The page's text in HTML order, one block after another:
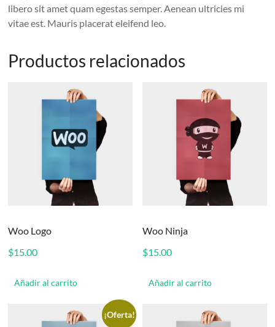
libero sit amet quam egestas semper. Aenean ultricies mi
vitae est. Mauris placerat eleifend leo.
Productos relacionados
Woo Logo
$15.00
Añadir al carrito
Woo Ninja
$15.00
Añadir al carrito
¡Oferta!